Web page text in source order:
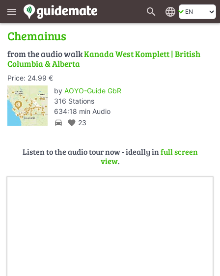
menu search language
Chemainus
from the audio walkKanada West Komplett | British
Columbia & Alberta
Price: 24.99 €
by AOYO-Guide GbR
316 Stations
634:18 min Audio
directions_car favorite 23
Listen to the audio tour now - ideally infull screen
view.